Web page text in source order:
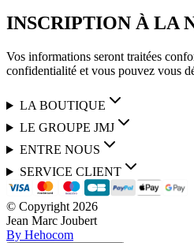
INSCRIPTION À LA
Vos informations seront traitées
confidentialité et vous pouvez vous
LA BOUTIQUE
LE GROUPE JMJ
ENTRE NOUS
SERVICE CLIENT
© Copyright 2026
Jean Marc Joubert
By Hehocom